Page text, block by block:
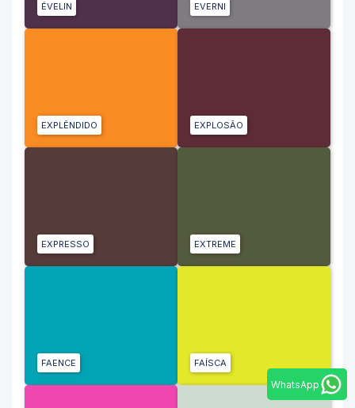
ÉVELIN EVERNI
EXPLÊNDIDO EXPLOSÃO
EXPRESSO EXTREME
FAENCE FAÍSCA
WhatsApp